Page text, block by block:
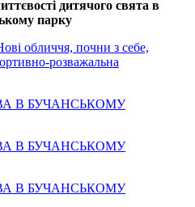
дитячого свята в
парку